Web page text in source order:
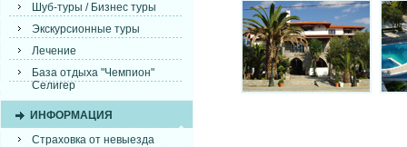
Шуб-туры / Бизнес туры
Экскурсионные туры
Лечение
База отдыха "Чемпион"
Селигер
ИНФОРМАЦИЯ
Страховка от невыезда